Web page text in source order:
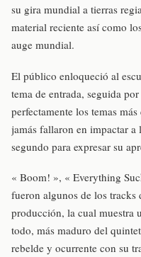
su gira mundial a tierras
material reciente así como
auge mundial.
El público enloqueció al
tema de entrada, seguida
perfectamente los temas
jamás fallaron en impactar
segundo para expresar su
« Boom! », « Everything
fueron algunos de los tracks
producción, la cual muestra
todo, más maduro del
rebelde y ocurrente con su